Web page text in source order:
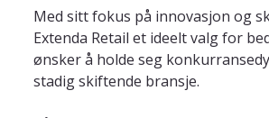
Med sitt fokus på innovasjon og
Extenda Retail et ideelt valg for
ønsker å holde seg
stadig skiftende bransje.